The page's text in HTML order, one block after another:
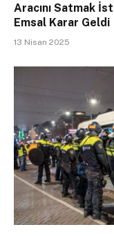
Aracını Satmak
Emsal Karar Geldi
13 Nisan 2025